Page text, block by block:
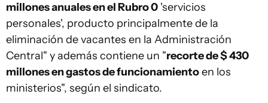
millones anuales en el Rubro 0 'servicios
personales', producto principalmente de la
eliminación de vacantes en la Administración
Central" y además contiene un "recorte de $ 430
millones en gastos de funcionamientoen los
ministerios", según el sindicato.